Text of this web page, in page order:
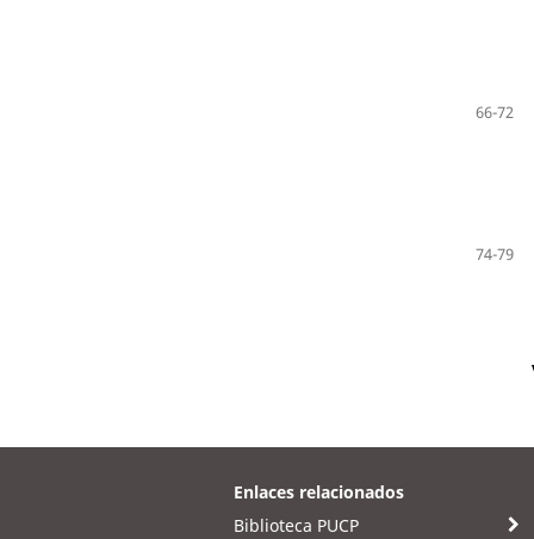
66-72
74-79
Enlaces relacionados
Biblioteca PUCP